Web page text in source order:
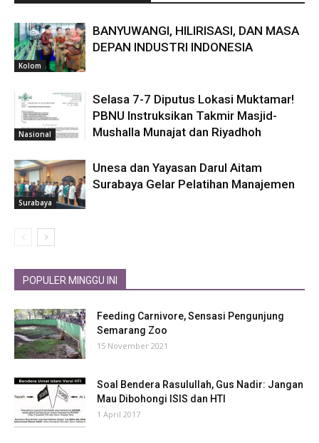
Kolom
BANYUWANGI, HILIRISASI, DAN MASA
DEPAN INDUSTRI INDONESIA
Nasional
Selasa 7-7 Diputus Lokasi Muktamar!
PBNU Instruksikan Takmir Masjid-
Mushalla Munajat dan Riyadhoh
Surabaya
Unesa dan Yayasan Darul Aitam
Surabaya Gelar Pelatihan Manajemen
POPULER MINGGU INI
Feeding Carnivore, Sensasi Pengunjung
Semarang Zoo
15 November 2021
Soal Bendera Rasulullah, Gus Nadir: Jangan
Mau Dibohongi ISIS dan HTI
1 April 2017